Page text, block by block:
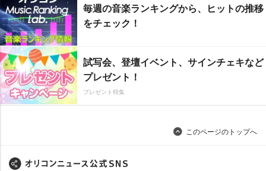
毎週の音楽ランキングから、ヒットの推移
をチェック！
試写会、登壇イベント、サインチェキなど
プレゼント！
プレゼント特集
このページのトップへ